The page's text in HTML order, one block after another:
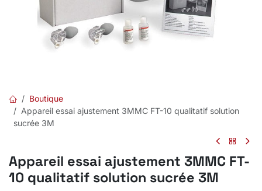
Boutique
Appareil essai ajustement 3MMC FT-10 qualitatif solution
sucrée 3M
Appareil essai ajustement 3MMC FT-
10 qualitatif solution sucrée 3M